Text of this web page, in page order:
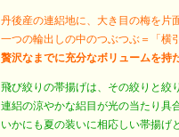
丹後産の連絽地に、大き目の梅を片
一つの輪出しの中のつぶつぶ＝「横
贅沢なまでに充分なボリュームを持
飛び絞りの帯揚げは、その絞りと絞
連絽の涼やかな絽目が光の当たり具
いかにも夏の装いに相応しい帯揚げ